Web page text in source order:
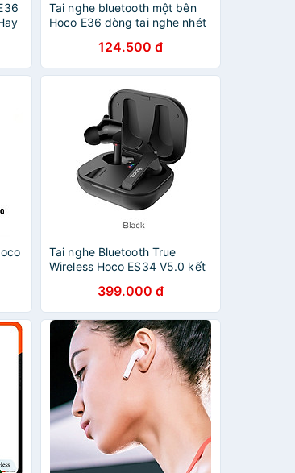
Tai nghe bluetooth một bên
Hoco E36 dòng tai nghe nhét
- Hàng chính hãng
124.500 đ
Tai nghe Bluetooth True
Wireless Hoco ES34 V5.0 kết
đến 5H âm thanh cực hay
siêu bass tai nghe không dây
thể thao - hàng chính hãng
399.000 đ